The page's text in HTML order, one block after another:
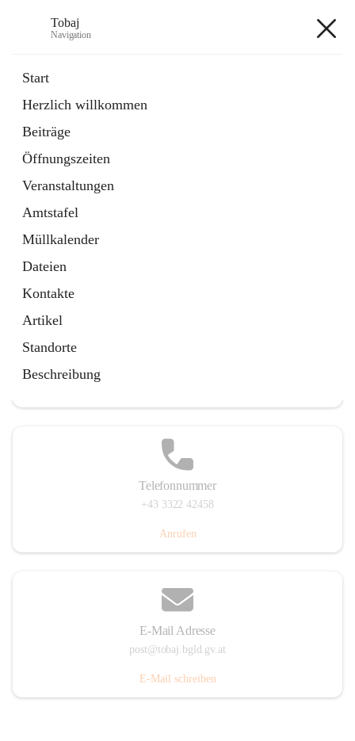
Tobaj
Navigation
Start
Herzlich willkommen
Beiträge
Öffnungszeiten
Veranstaltungen
Amtstafel
Müllkalender
Dateien
Kontakte
Artikel
Standorte
Beschreibung
Externe Webseite
in
Tab
Formulare
2 Schnellzugriffe
Telefonnummer
+43 3322 42458
Anrufen
E-Mail Adresse
post@tobaj.bgld.gv.at
E-Mail schreiben